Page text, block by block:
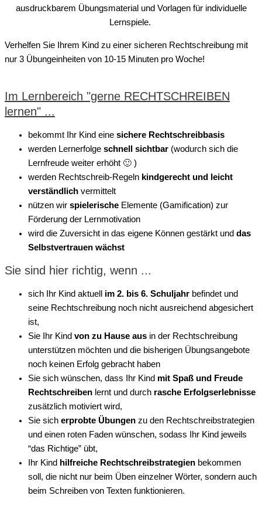
ausdruckbarem Übungsmaterial und Vorlagen für individuelle
Lernspiele.
Verhelfen Sie Ihrem Kind zu einer sicheren Rechtschreibung mit
nur 3 Übungeinheiten von 10-15 Minuten pro Woche!
Im Lernbereich "gerne RECHTSCHREIBEN
lernen" ...
bekommt Ihr Kind eine sichere Rechtschreibbasis
werden Lernerfolge schnell sichtbar (wodurch sich die
Lernfreude weiter erhöht 🙂 )
werden Rechtschreib-Regeln kindgerecht und leicht
verständlich vermittelt
nützen wir spielerische Elemente (Gamification) zur
Förderung der Lernmotivation
wird die Zuversicht in das eigene Können gestärkt und das
Selbstvertrauen wächst
Sie sind hier richtig, wenn ...
sich Ihr Kind aktuell im 2. bis 6. Schuljahr befindet und
seine Rechtschreibung noch nicht ausreichend abgesichert
ist,
Sie Ihr Kind von zu Hause aus in der Rechtschreibung
unterstützen möchten und die bisherigen Übungsangebote
noch keinen Erfolg gebracht haben
Sie sich wünschen, dass Ihr Kind mit Spaß und Freude
Rechtschreiben lernt und durch rasche Erfolgserlebnisse
zusätzlich motiviert wird,
Sie sich erprobte Übungen zu den Rechtschreibstrategien
und einen roten Faden wünschen, sodass Ihr Kind jeweils
“das Richtige” übt,
Ihr Kind hilfreiche Rechtschreibstrategien bekommen
soll, die nicht nur beim Üben einzelner Wörter, sondern auch
beim Schreiben von Texten funktionieren.